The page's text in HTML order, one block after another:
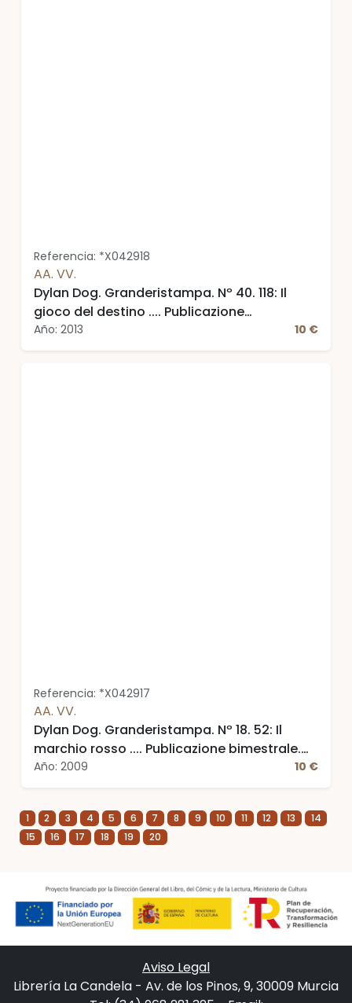
Referencia: *X042918
AA. VV.
Dylan Dog. Granderistampa. Nº 40. 118: Il
gioco del destino .... Publicazione
bimestrale. Aprile/Maggio 2013
Año: 2013 10 €
Referencia: *X042917
AA. VV.
Dylan Dog. Granderistampa. Nº 18. 52: Il
marchio rosso .... Publicazione bimestrale.
Agosto/Settembre 2009
Año: 2009 10 €
1 2 3 4 5 6 7 8 9 10 11 12 13
14
15
16 17 18 19 20
Aviso Legal
Librería La Candela - Av. de los Pinos, 9, 30009 Murcia